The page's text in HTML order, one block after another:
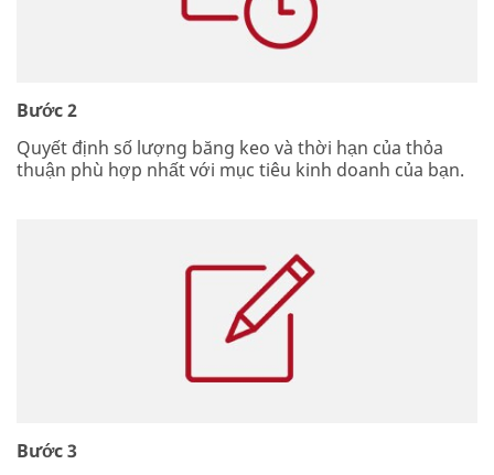
Bước 2
Quyết định số lượng băng keo và thời hạn của thỏa
thuận phù hợp nhất với mục tiêu kinh doanh của bạn.
Bước 3